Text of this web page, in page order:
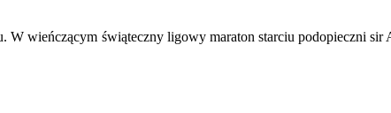
W wieńczącym świąteczny ligowy maraton starciu podopieczni